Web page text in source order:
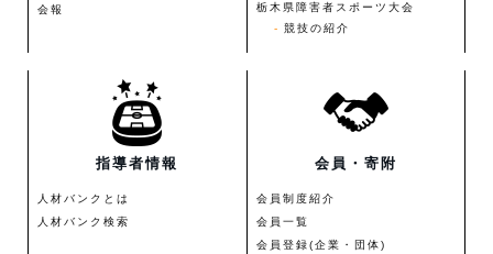
会報
栃木県障害者スポーツ大会
競技の紹介
指導者情報
人材バンクとは
人材バンク検索
会員・寄附
会員制度紹介
会員一覧
会員登録(企業・団体)